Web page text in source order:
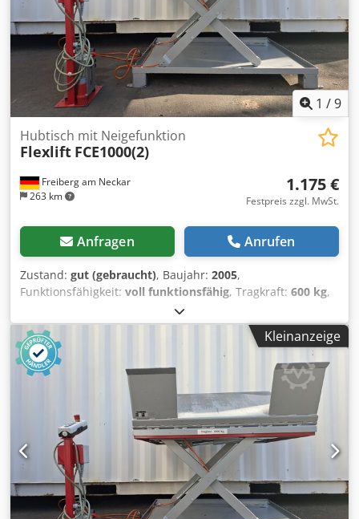
1 /9
Freiberg am Neckar
263 km
Hubtisch mit Neigefunktion
Flexlift FCE1000(2)
1.175 €
Festpreis zzgl. MwSt.
Anfragen Anrufen
Zustand: gut (gebraucht), Baujahr: 2005,
Funktionsfähigkeit: voll funktionsfähig, Tragkraft: 600 kg,
260/220 bar Der Flexlift FCE1000 ist ein vielseitiger
Hubtisch mit integrierter Neigefunktion, der sich perfekt
für eine breite Palette industrieller Anwendungen eignet.
Er ermöglicht das präzise Anheben, Absenken und Neigen
von Lasten, wodurch Arbeitsprozesse effizienter,
ergonomischer und sicherer gestaltet werden können. Das
robuste und stabile Design sorgt für eine hohe
Langlebigkeit und zuverlässige Leistung im täglichen
Einsatz. Dank seiner benutzerfreundlichen Bedienung
lässt sich der Hubtisch schnell in bestehende
Produktionsabläufe integrieren, was ihn zu einer
praktischen Lösung für anspruchsvolle Hebe- und
Positionieraufgaben macht. Credpfxjwrr Ahs Agxjf
Kleinanzeige